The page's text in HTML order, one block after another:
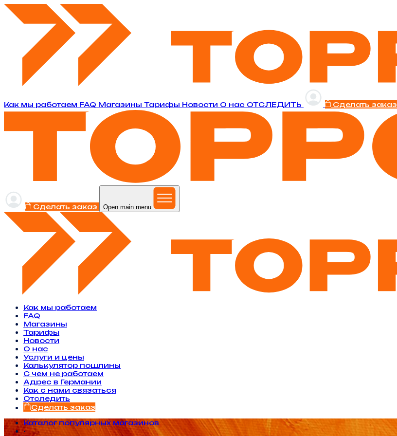
Как мы работаем FAQ Магазины Тарифы Новости O нас ОТСЛЕДИТЬ Сделать заказ
Сделать заказ Open main menu
Как мы работаем
FAQ
Магазины
Тарифы
Новости
O нас
Услуги и цены
Калькулятор пошлины
С чем не работаем
Адрес в Германии
Как с нами связаться
Отследить
Сделать заказ
Каталог популярных магазинов
•